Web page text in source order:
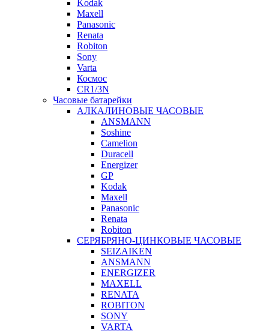
Kodak
Maxell
Panasonic
Renata
Robiton
Sony
Varta
Космос
CR1/3N
Часовые батарейки
АЛКАЛИНОВЫЕ ЧАСОВЫЕ
ANSMANN
Soshine
Camelion
Duracell
Energizer
GP
Kodak
Maxell
Panasonic
Renata
Robiton
СЕРЯБРЯНО-ЦИНКОВЫЕ ЧАСОВЫЕ
SEIZAIKEN
ANSMANN
ENERGIZER
MAXELL
RENATA
ROBITON
SONY
VARTA